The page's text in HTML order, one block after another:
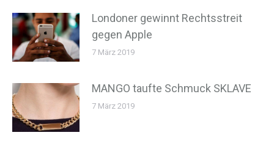
Londoner gewinnt Rechtsstreit
gegen Apple
7 März 2019
MANGO taufte Schmuck SKLAVE
7 März 2019